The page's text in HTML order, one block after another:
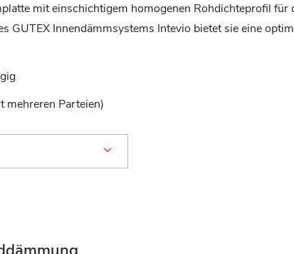
mit einschichtigem homogenen Rohdichteprofil für
GUTEX Innendämmsystems Intevio bietet sie eine
mehreren Parteien)